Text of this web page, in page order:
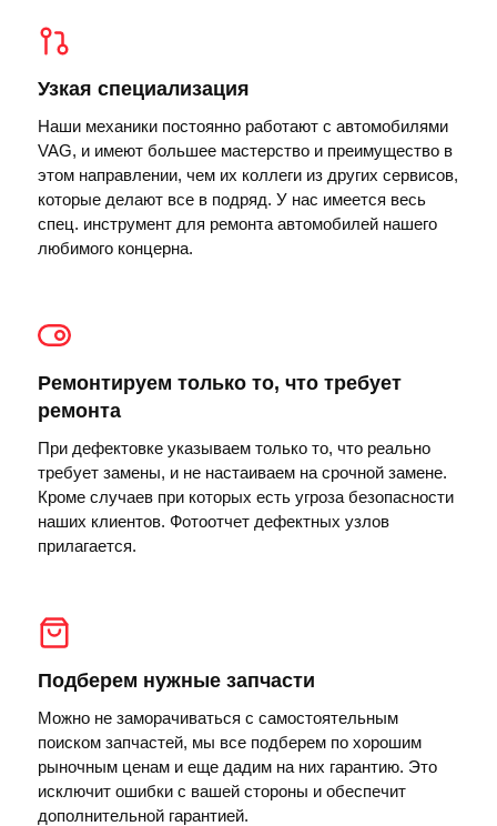
Узкая специализация
Наши механики постоянно работают с автомобилями
VAG, и имеют большее мастерство и преимущество в
этом направлении, чем их коллеги из других сервисов,
которые делают все в подряд. У нас имеется весь
спец. инструмент для ремонта автомобилей нашего
любимого концерна.
Ремонтируем только то, что требует
ремонта
При дефектовке указываем только то, что реально
требует замены, и не настаиваем на срочной замене.
Кроме случаев при которых есть угроза безопасности
наших клиентов. Фотоотчет дефектных узлов
прилагается.
Подберем нужные запчасти
Можно не заморачиваться с самостоятельным
поиском запчастей, мы все подберем по хорошим
рыночным ценам и еще дадим на них гарантию. Это
исключит ошибки с вашей стороны и обеспечит
дополнительной гарантией.